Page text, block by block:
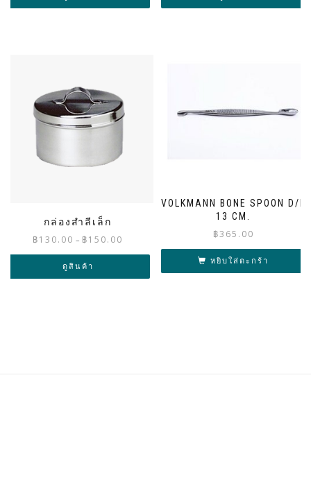
through
through
กล่องสำลีเล็ก
฿130.00 – ฿150.00
range:
through
ดูสินค้า
VOLKMANN BONE SPOON D/E
13 CM.
฿365.00
หยิบใส่ตะกร้า